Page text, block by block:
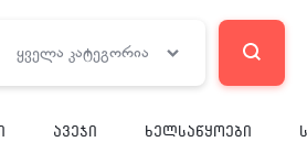
ყველა კატეგორია
ავეჯი ხელსაწყოები